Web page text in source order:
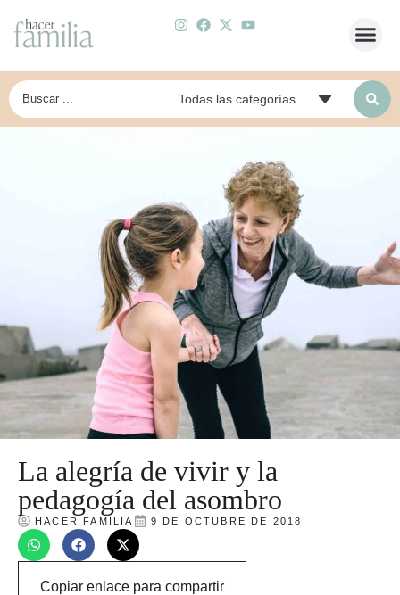
La alegría de vivir y la
pedagogía del asombro
HACER FAMILIA 9 DE OCTUBRE DE 2018
Copiar enlace para compartir